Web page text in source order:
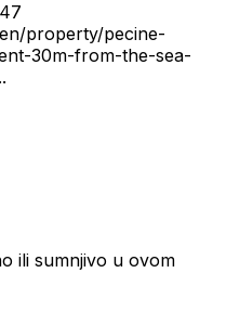
property/pecine-
30m-from-the-sea-
ili sumnjivo u ovom